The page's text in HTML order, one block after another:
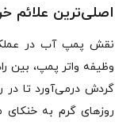
اصلی‌ترین علائم
نقش پمپ آب در
وظیفه واتر پمپ، بین
گردش درمی‌آورد تا در
روزهای گرم به